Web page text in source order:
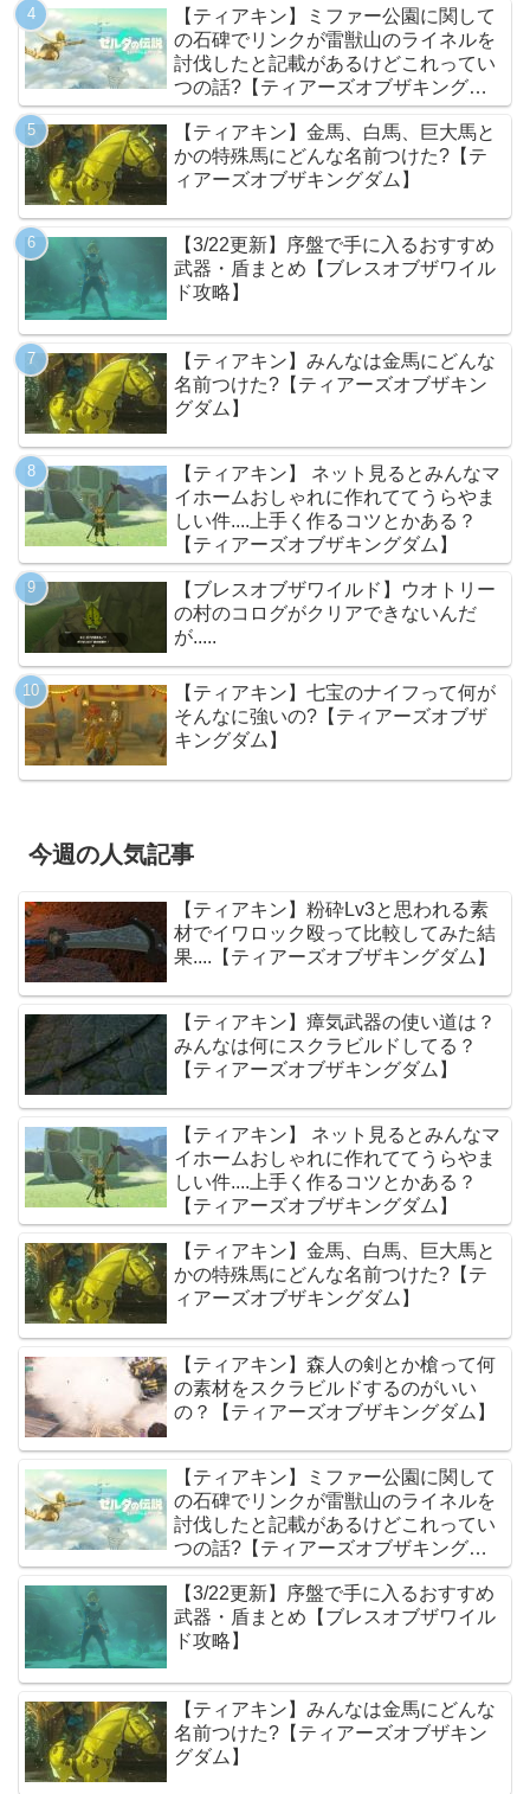
【ティアキン】ミファー公園に関して
の石碑でリンクが雷獣山のライネルを
討伐したと記載があるけどこれってい
つの話?【ティアーズオブザキングダ
ム】
【ティアキン】金馬、白馬、巨大馬と
かの特殊馬にどんな名前つけた?【テ
ィアーズオブザキングダム】
【3/22更新】序盤で手に入るおすすめ
武器・盾まとめ【ブレスオブザワイル
ド攻略】
【ティアキン】みんなは金馬にどんな
名前つけた?【ティアーズオブザキン
グダム】
【ティアキン】 ネット見るとみんなマ
イホームおしゃれに作れててうらやま
しい件....上手く作るコツとかある？
【ティアーズオブザキングダム】
【ブレスオブザワイルド】ウオトリー
の村のコログがクリアできないんだ
が.....
【ティアキン】七宝のナイフって何が
そんなに強いの?【ティアーズオブザ
キングダム】
今週の人気記事
【ティアキン】粉砕Lv3と思われる素
材でイワロック殴って比較してみた結
果....【ティアーズオブザキングダム】
【ティアキン】瘴気武器の使い道は？
みんなは何にスクラビルドしてる？
【ティアーズオブザキングダム】
【ティアキン】 ネット見るとみんなマ
イホームおしゃれに作れててうらやま
しい件....上手く作るコツとかある？
【ティアーズオブザキングダム】
【ティアキン】金馬、白馬、巨大馬と
かの特殊馬にどんな名前つけた?【テ
ィアーズオブザキングダム】
【ティアキン】森人の剣とか槍って何
の素材をスクラビルドするのがいい
の？【ティアーズオブザキングダム】
【ティアキン】ミファー公園に関して
の石碑でリンクが雷獣山のライネルを
討伐したと記載があるけどこれってい
つの話?【ティアーズオブザキングダ
ム】
【3/22更新】序盤で手に入るおすすめ
武器・盾まとめ【ブレスオブザワイル
ド攻略】
【ティアキン】みんなは金馬にどんな
名前つけた?【ティアーズオブザキン
グダム】